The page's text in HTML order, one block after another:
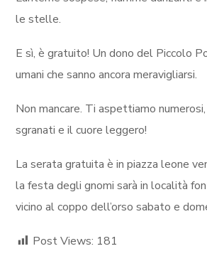
le stelle.
E sì, è gratuito! Un dono del Piccolo
umani che sanno ancora meravigliarsi.
Non mancare. Ti aspettiamo
sgranati e il cuore leggero!
La serata gratuita è in piazza leone
la festa degli gnomi sarà in località
vicino al coppo dell’orso sabato e
Post Views: 181